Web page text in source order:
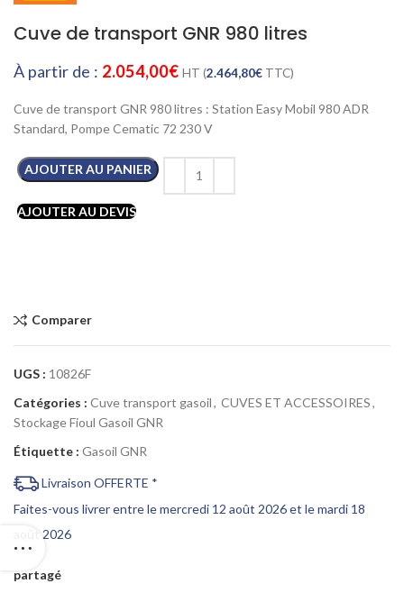
Cuve de transport GNR 980 litres
À partir de : 2.054,00€ HT (2.464,80€ TTC)
Cuve de transport GNR 980 litres : Station Easy Mobil 980 ADR
Standard, Pompe Cematic 72 230 V
AJOUTER AU PANIER
AJOUTER AU DEVIS
Comparer
UGS : 10826F
Catégories : Cuve transport gasoil, CUVES ET ACCESSOIRES,
Stockage Fioul Gasoil GNR
Étiquette : Gasoil GNR
Livraison OFFERTE *
Faites-vous livrer entre le mercredi 12 août 2026 et le mardi 18
août 2026
partagé